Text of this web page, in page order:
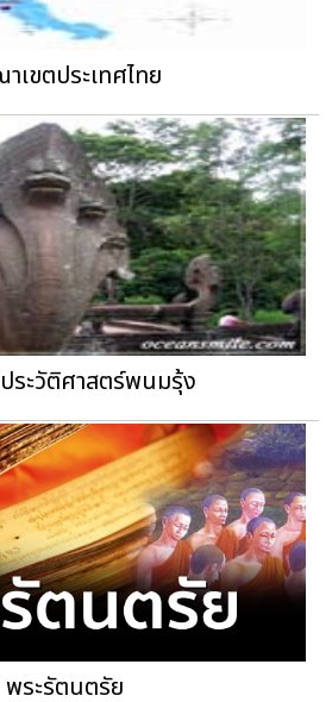
เขตประเทศไทย
ระวัติศาสตร์พนมรุ้ง
พระรัตนตรัย